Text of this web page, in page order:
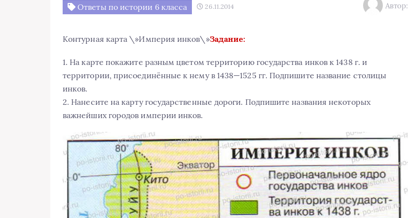
Ответы по истории 6 класса 26.11.2014 Автор:
Контурная карта \»Империя инков\»Задание:
1. На карте покажите разным цветом территорию государства инков к 1438 г. и
территории, присоединённые к нему в 1438—1525 гг. Подпишите название столицы
инков.
2. Нанесите на карту государственные дороги. Подпишите названия некоторых
важнейших городов империи инков.